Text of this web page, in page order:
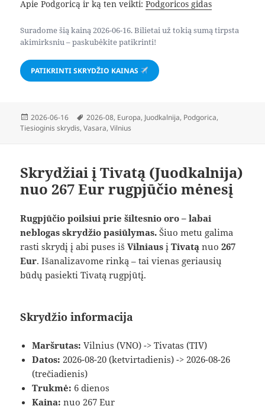
Apie Podgoricą ir ką ten veikti:Podgoricos gidas
Suradome šią kainą 2026-06-16. Bilietai už tokią sumą tirpsta
akimirksniu – paskubėkite patikrinti!
PATIKRINTI SKRYDŽIO KAINAS
Paskelbta
2026-06-16 Žymos
2026-08, Europa, Juodkalnija, Podgorica,
Tiesioginis skrydis,Vasara,Vilnius
Skrydžiai į Tivatą (Juodkalnija)
nuo 267 Eur rugpjūčio mėnesį
Rugpjūčio poilsiui prie šiltesnio oro – labai
neblogas skrydžio pasiūlymas. Šiuo metu galima
rasti skrydį į abi puses išVilniaus įTivatą nuo267
Eur. Išanalizavome rinką – tai vienas geriausių
būdų pasiekti Tivatą rugpjūtį.
Skrydžio informacija
Maršrutas: Vilnius (VNO) -> Tivatas (TIV)
Datos: 2026-08-20 (ketvirtadienis) -> 2026-08-26
(trečiadienis)
Trukmė: 6 dienos
Kaina: nuo 267 Eur